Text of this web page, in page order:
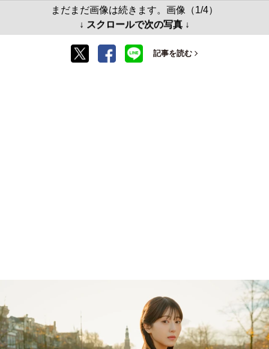
まだまだ画像は続きます。画像（1/4）
↓ スクロールで次の写真 ↓
記事を読む